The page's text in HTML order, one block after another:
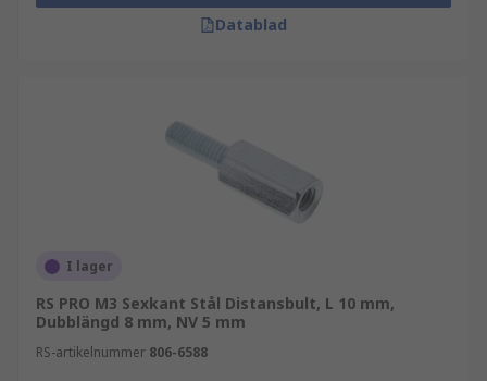
Datablad
I lager
RS PRO M3 Sexkant Stål Distansbult, L 10 mm,
Dubblängd 8 mm, NV 5 mm
RS-artikelnummer 806-6588